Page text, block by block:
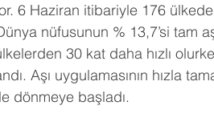
6 Haziran itibariyle 176
nüfusunun % 13,7’si tam
30 kat daha hızlı
Aşı uygulamasının hızla
dönmeye başladı.